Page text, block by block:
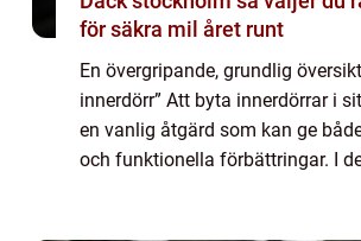
för säkra mil året runt
En övergripande, grundlig
innerdörr” Att byta innerdörrar i
en vanlig åtgärd som kan ge
och funktionella förbättringar. I